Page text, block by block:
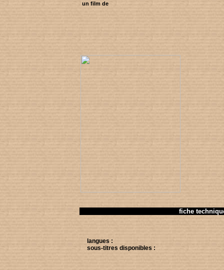
un film de
fiche
langues :
sous-titres disponibles :